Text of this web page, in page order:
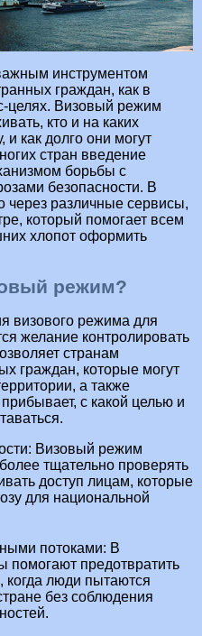
инструментом
граждан, как в
целях. Визовый режим
кто и на каких
и как долго они могут
стран введение
борьбы с
безопасности. В
через различные сервисы,
который помогает всем
хлопот оформить
режим?
визового режима для
желание контролировать
странам
граждан, которые могут
а также
с какой целью и
Визовый режим
тщательно проверять
доступ лицам, которые
для национальной
потоками: В
помогают предотвратить
когда люди пытаются
без соблюдения